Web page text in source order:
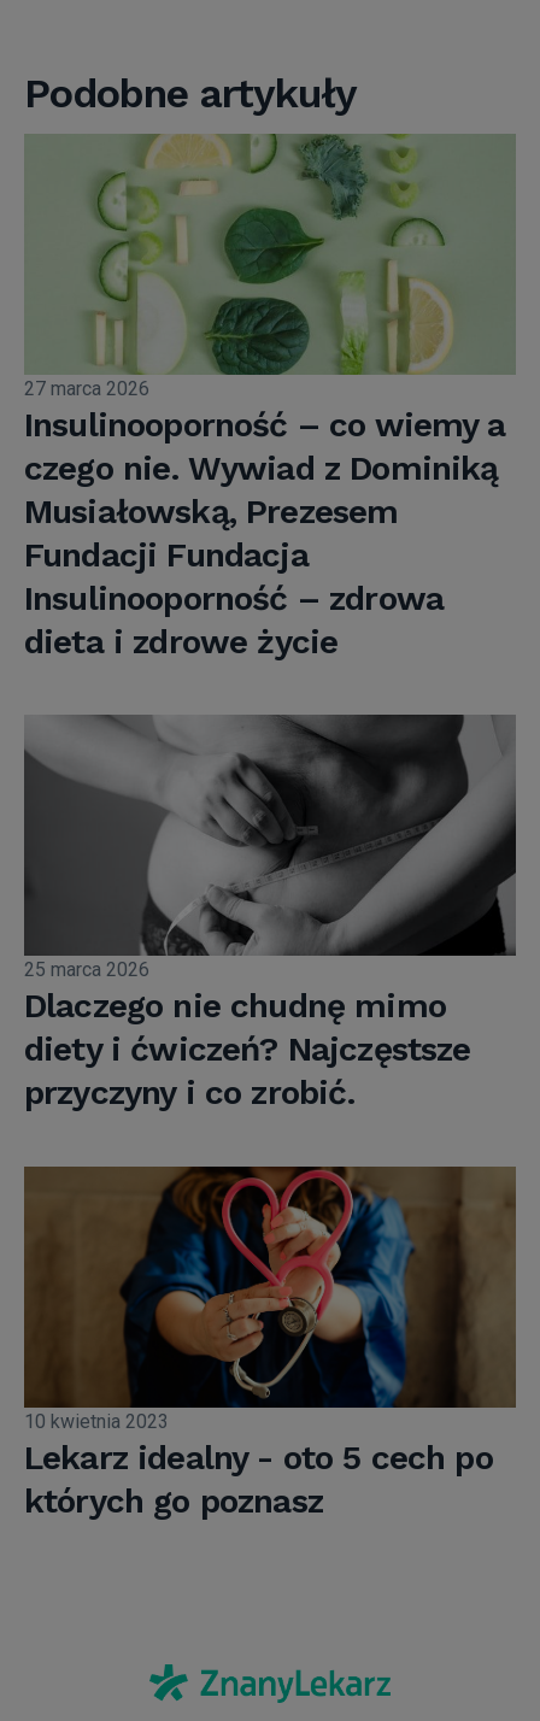
Podobne artykuły
27 marca 2026
Insulinooporność – co wiemy a
czego nie. Wywiad z Dominiką
Musiałowską, Prezesem
Fundacji Fundacja
Insulinooporność – zdrowa
dieta i zdrowe życie
25 marca 2026
Dlaczego nie chudnę mimo
diety i ćwiczeń? Najczęstsze
przyczyny i co zrobić.
10 kwietnia 2023
Lekarz idealny - oto 5 cech po
których go poznasz